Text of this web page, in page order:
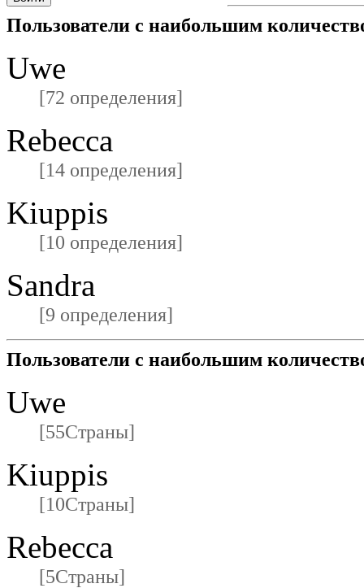
Пользователи с наибольшим
Uwe
[72 определения]
Rebecca
[14 определения]
Kiuppis
[10 определения]
Sandra
[9 определения]
Пользователи с наибольшим
Uwe
[55Страны]
Kiuppis
[10Страны]
Rebecca
[5Страны]